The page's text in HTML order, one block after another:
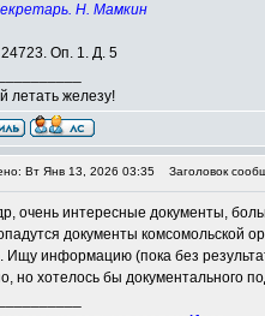
Н. Мамкин
Оп. 1. Д. 5
летать железу!
Вт Янв 13, 2026 03:35 Заголовок
очень интересные документы,
документы комсомольской
Ищу информацию (пока без
но хотелось бы документального